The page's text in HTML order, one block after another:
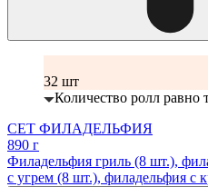
32 шт
Количество ролл равно
СЕТ ФИЛАДЕЛЬФИЯ
890 г
Филадельфия гриль (8 шт.),
с угрем (8 шт.), филадельфия с